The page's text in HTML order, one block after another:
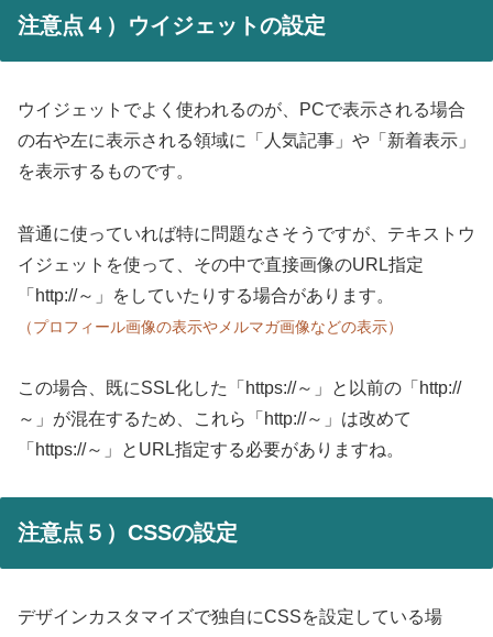
注意点４）ウイジェットの設定
ウイジェットでよく使われるのが、PCで表示される場合
の右や左に表示される領域に「人気記事」や「新着表示」
を表示するものです。
普通に使っていれば特に問題なさそうですが、テキストウ
イジェットを使って、その中で直接画像のURL指定
「http://～」をしていたりする場合があります。
（プロフィール画像の表示やメルマガ画像などの表示）
この場合、既にSSL化した「https://～」と以前の「http://
～」が混在するため、これら「http://～」は改めて
「https://～」とURL指定する必要がありますね。
注意点５）CSSの設定
デザインカスタマイズで独自にCSSを設定している場